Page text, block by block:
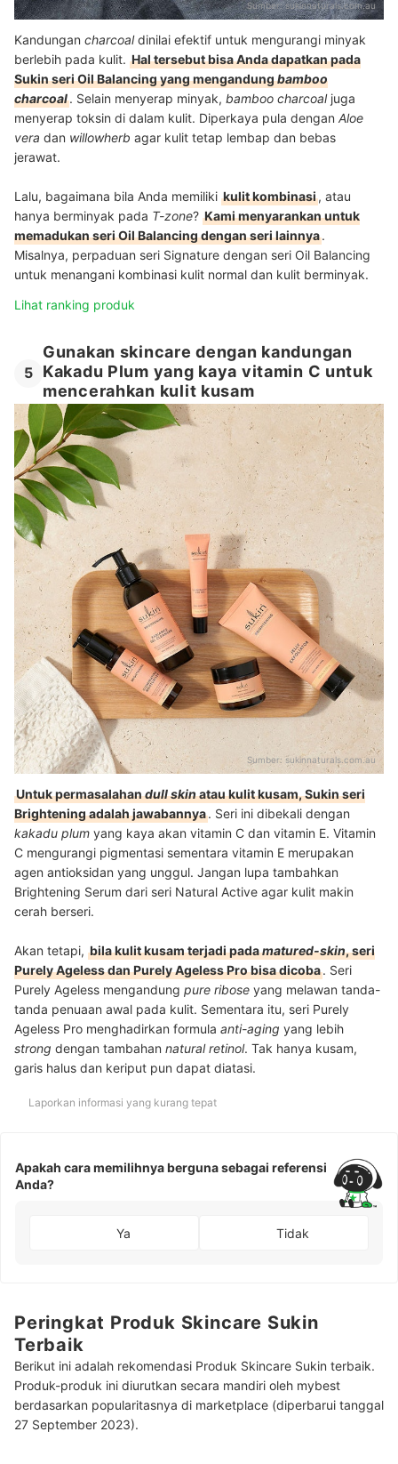
Sumber:sukinnaturals.com.au
Kandungan charcoaldinilai efektif untuk mengurangi minyak
berlebih pada kulit. Hal tersebut bisa Anda dapatkan pada
Sukin seri Oil Balancing yang mengandungbamboo
charcoal. Selain menyerap minyak, bamboo charcoal juga
menyerap toksin di dalam kulit. Diperkaya pula dengan Aloe
vera dan willowherb agar kulit tetap lembap dan bebas
jerawat.
Lalu, bagaimana bila Anda memiliki kulit kombinasi, atau
hanya berminyak pada T-zone? Kami menyarankan untuk
memadukan seri Oil Balancing dengan seri lainnya.
Misalnya, perpaduan seri Signature dengan seri Oil Balancing
untuk menangani kombinasi kulit normal dan kulit berminyak.
Lihat ranking produk
5
Gunakan skincare dengan kandungan
Kakadu Plum yang kaya vitamin C untuk
mencerahkan kulit kusam
Sumber: sukinnaturals.com.au
Untuk permasalahandull skinatau kulit kusam, Sukin seri
Brightening adalah jawabannya. Seri ini dibekali dengan
kakadu plum yang kaya akan vitamin C dan vitamin E. Vitamin
C mengurangi pigmentasi sementara vitamin E merupakan
agen antioksidan yang unggul. Jangan lupa tambahkan
Brightening Serum dari seri Natural Active agar kulit makin
cerah berseri.
Akan tetapi, bila kulit kusam terjadi padamatured-skin, seri
Purely Ageless dan Purely Ageless Pro bisa dicoba. Seri
Purely Ageless mengandung pure ribose yang melawan tanda-
tanda penuaan awal pada kulit. Sementara itu, seri Purely
Ageless Pro menghadirkan formula anti-aging yang lebih
strong dengan tambahan natural retinol. Tak hanya kusam,
garis halus dan keriput pun dapat diatasi.
Laporkan informasi yang kurang tepat
Apakah cara memilihnya berguna sebagai referensi
Anda?
Ya Tidak
Peringkat Produk Skincare Sukin
Terbaik
Berikut ini adalah rekomendasi Produk Skincare Sukin terbaik.
Produk-produk ini diurutkan secara mandiri oleh mybest
berdasarkan popularitasnya di marketplace (diperbarui tanggal
27 September 2023).